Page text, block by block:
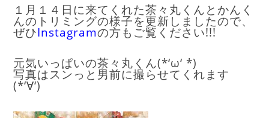
１月１４日に来てくれた茶々丸くんとかんく
んのトリミングの様子を更新しましたので、
ぜひInstagramの方もご覧ください!!!
元気いっぱいの茶々丸くん(*‘ω‘ *)
写真はスンっと男前に撮らせてくれます
(*‘∀‘)